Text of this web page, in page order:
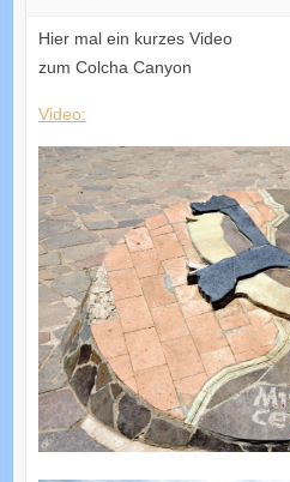
Hier mal ein kurzes Video
zum Colcha Canyon
Video: